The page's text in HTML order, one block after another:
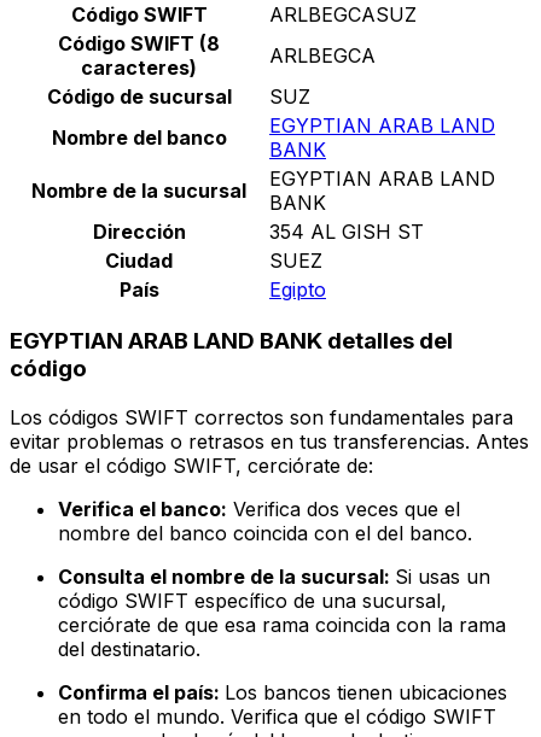
Código SWIFT
ARLBEGCASUZ
Código SWIFT (8
caracteres)
ARLBEGCA
Código de sucursal
SUZ
Nombre del banco
EGYPTIAN ARAB LAND
BANK
Nombre de la sucursal
EGYPTIAN ARAB LAND
BANK
Dirección
354 AL GISH ST
Ciudad
SUEZ
País
Egipto
EGYPTIAN ARAB LAND BANK detalles del
código
Los códigos SWIFT correctos son fundamentales para
evitar problemas o retrasos en tus transferencias. Antes
de usar el código SWIFT, cerciórate de:
Verifica el banco: Verifica dos veces que el
nombre del banco coincida con el del banco.
Consulta el nombre de la sucursal: Si usas un
código SWIFT específico de una sucursal,
cerciórate de que esa rama coincida con la rama
del destinatario.
Confirma el país: Los bancos tienen ubicaciones
en todo el mundo. Verifica que el código SWIFT